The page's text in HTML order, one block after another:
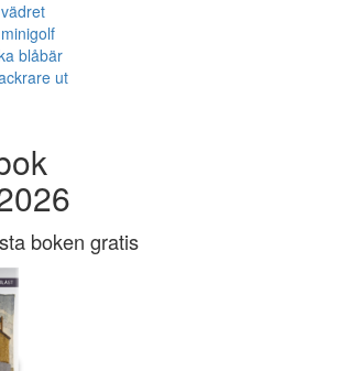
blåbär
ut
boken gratis